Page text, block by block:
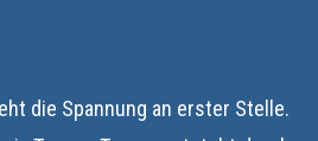
die Spannung an erster Stelle.